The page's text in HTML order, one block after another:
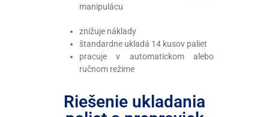
manipulácu
znižuje náklady
štandardne ukladá 14 kusov paliet
pracuje v automatickom alebo
ručnom režime
Riešenie ukladania